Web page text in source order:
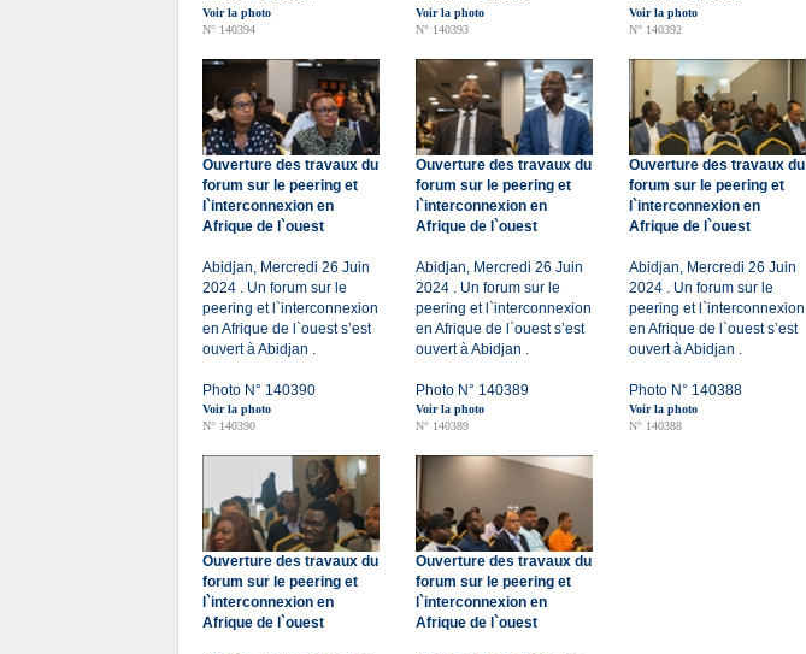
Voir la photo
N° 140394
Voir la photo
N° 140393
Voir la photo
N° 140392
Ouverture des travaux du
forum sur le peering et
l`interconnexion en
Afrique de l`ouest
Abidjan, Mercredi 26 Juin
2024 . Un forum sur le
peering et l`interconnexion
en Afrique de l`ouest s’est
ouvert à Abidjan .
Photo N° 140390
Voir la photo
N° 140390
Ouverture des travaux du
forum sur le peering et
l`interconnexion en
Afrique de l`ouest
Abidjan, Mercredi 26 Juin
2024 . Un forum sur le
peering et l`interconnexion
en Afrique de l`ouest s’est
ouvert à Abidjan .
Photo N° 140389
Voir la photo
N° 140389
Ouverture des travaux du
forum sur le peering et
l`interconnexion en
Afrique de l`ouest
Abidjan, Mercredi 26 Juin
2024 . Un forum sur le
peering et l`interconnexion
en Afrique de l`ouest s’est
ouvert à Abidjan .
Photo N° 140388
Voir la photo
N° 140388
Ouverture des travaux du
forum sur le peering et
l`interconnexion en
Afrique de l`ouest
Ouverture des travaux du
forum sur le peering et
l`interconnexion en
Afrique de l`ouest